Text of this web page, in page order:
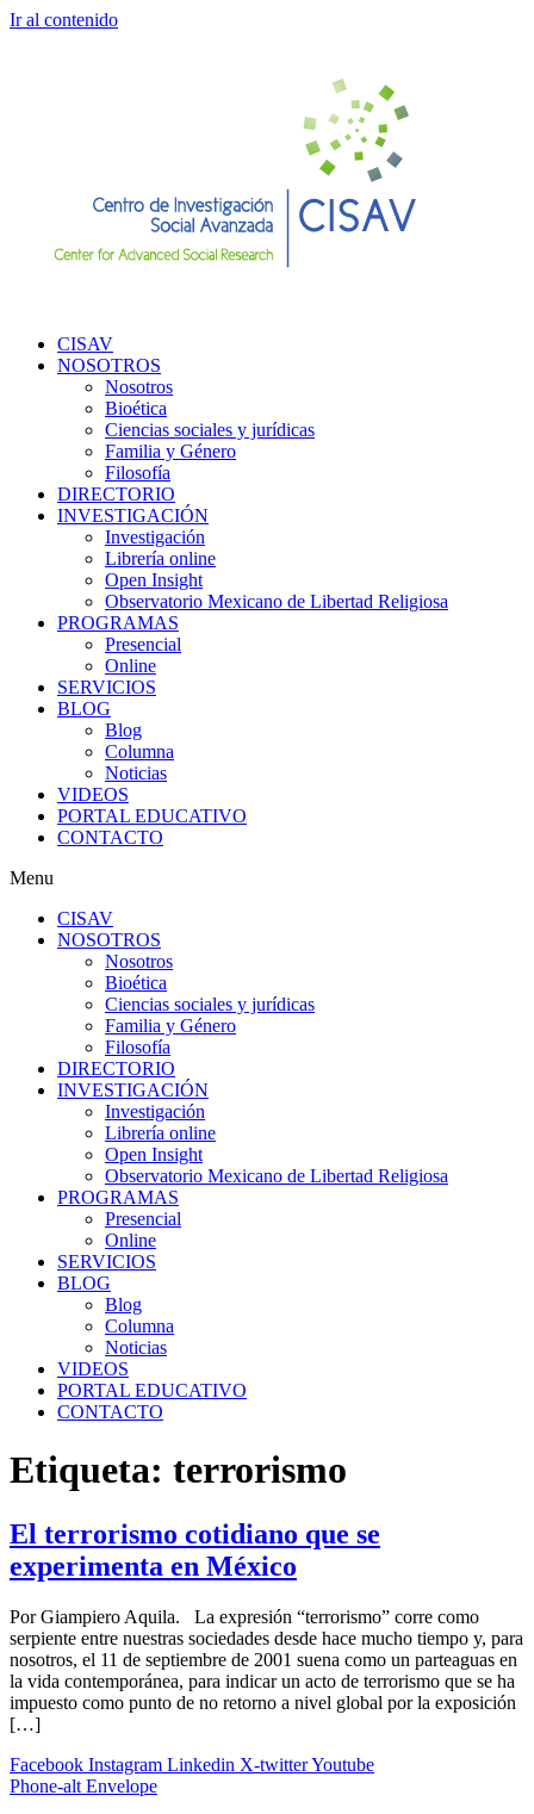
Ir al contenido
CISAV
NOSOTROS
Nosotros
Bioética
Ciencias sociales y jurídicas
Familia y Género
Filosofía
DIRECTORIO
INVESTIGACIÓN
Investigación
Librería online
Open Insight
Observatorio Mexicano de Libertad Religiosa
PROGRAMAS
Presencial
Online
SERVICIOS
BLOG
Blog
Columna
Noticias
VIDEOS
PORTAL EDUCATIVO
CONTACTO
Menu
CISAV
NOSOTROS
Nosotros
Bioética
Ciencias sociales y jurídicas
Familia y Género
Filosofía
DIRECTORIO
INVESTIGACIÓN
Investigación
Librería online
Open Insight
Observatorio Mexicano de Libertad Religiosa
PROGRAMAS
Presencial
Online
SERVICIOS
BLOG
Blog
Columna
Noticias
VIDEOS
PORTAL EDUCATIVO
CONTACTO
Etiqueta: terrorismo
El terrorismo cotidiano que se
experimenta en México
Por Giampiero Aquila. La expresión “terrorismo” corre como
serpiente entre nuestras sociedades desde hace mucho tiempo y, para
nosotros, el 11 de septiembre de 2001 suena como un parteaguas en
la vida contemporánea, para indicar un acto de terrorismo que se ha
impuesto como punto de no retorno a nivel global por la exposición
[…]
Facebook Instagram Linkedin X-twitterYoutube
Phone-alt Envelope